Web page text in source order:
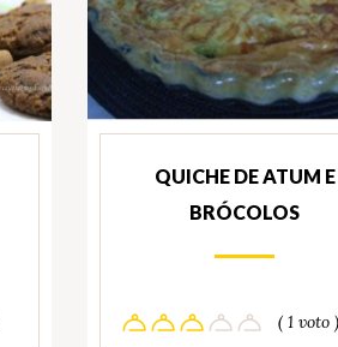
QUICHE DE ATUM E
BRÓCOLOS
( 1 voto )